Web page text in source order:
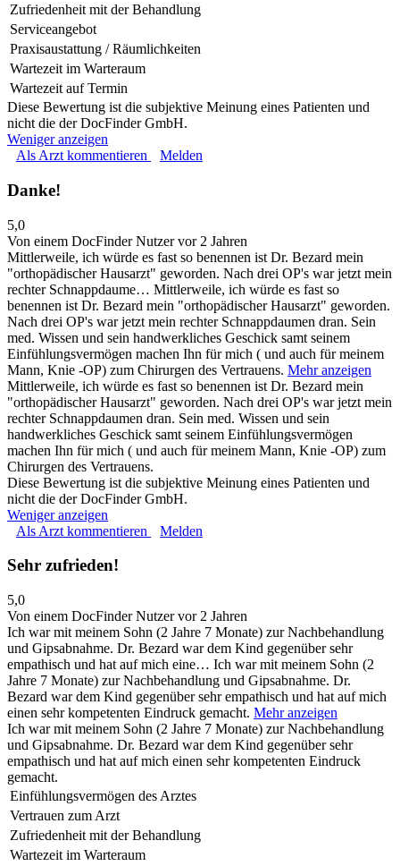
Zufriedenheit mit der Behandlung
Serviceangebot
Praxisaustattung / Räumlichkeiten
Wartezeit im Warteraum
Wartezeit auf Termin
Diese Bewertung ist die subjektive Meinung eines Patienten und
nicht die der DocFinder GmbH.
Weniger anzeigen
Als Arzt kommentieren
Melden
Danke!
5,0
Von einem DocFinder Nutzervor 2 Jahren
Mittlerweile, ich würde es fast so benennen ist Dr. Bezard mein
"orthopädischer Hausarzt" geworden. Nach drei OP's war jetzt mein
rechter Schnappdaume… Mittlerweile, ich würde es fast so
benennen ist Dr. Bezard mein "orthopädischer Hausarzt" geworden.
Nach drei OP's war jetzt mein rechter Schnappdaumen dran. Sein
med. Wissen und sein handwerkliches Geschick samt seinem
Einfühlungsvermögen machen Ihn für mich ( und auch für meinem
Mann, Knie -OP) zum Chirurgen des Vertrauens. Mehr anzeigen
Mittlerweile, ich würde es fast so benennen ist Dr. Bezard mein
"orthopädischer Hausarzt" geworden. Nach drei OP's war jetzt mein
rechter Schnappdaumen dran. Sein med. Wissen und sein
handwerkliches Geschick samt seinem Einfühlungsvermögen
machen Ihn für mich ( und auch für meinem Mann, Knie -OP) zum
Chirurgen des Vertrauens.
Diese Bewertung ist die subjektive Meinung eines Patienten und
nicht die der DocFinder GmbH.
Weniger anzeigen
Als Arzt kommentieren
Melden
Sehr zufrieden!
5,0
Von einem DocFinder Nutzervor 2 Jahren
Ich war mit meinem Sohn (2 Jahre 7 Monate) zur Nachbehandlung
und Gipsabnahme. Dr. Bezard war dem Kind gegenüber sehr
empathisch und hat auf mich eine… Ich war mit meinem Sohn (2
Jahre 7 Monate) zur Nachbehandlung und Gipsabnahme. Dr.
Bezard war dem Kind gegenüber sehr empathisch und hat auf mich
einen sehr kompetenten Eindruck gemacht. Mehr anzeigen
Ich war mit meinem Sohn (2 Jahre 7 Monate) zur Nachbehandlung
und Gipsabnahme. Dr. Bezard war dem Kind gegenüber sehr
empathisch und hat auf mich einen sehr kompetenten Eindruck
gemacht.
Einfühlungsvermögen des Arztes
Vertrauen zum Arzt
Zufriedenheit mit der Behandlung
Wartezeit im Warteraum